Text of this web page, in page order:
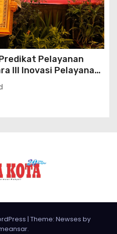
Pelayanan
III Inovasi Pelayanan
| Theme: Newses by
.